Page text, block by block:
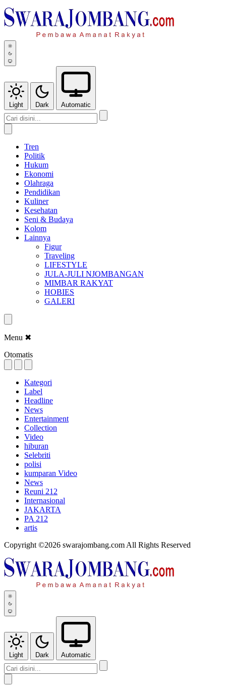
Light Dark Automatic
Tren
Politik
Hukum
Ekonomi
Olahraga
Pendidikan
Kuliner
Kesehatan
Seni & Budaya
Kolom
Lainnya
Figur
Traveling
LIFESTYLE
JULA-JULI NJOMBANGAN
MIMBAR RAKYAT
HOBIES
GALERI
Menu ✖
Otomatis
Kategori
Label
Headline
News
Entertainment
Collection
Video
hiburan
Selebriti
polisi
kumparan Video
News
Reuni 212
Internasional
JAKARTA
PA 212
artis
Copyright ©2026 swarajombang.com All Rights Reserved
Light Dark Automatic